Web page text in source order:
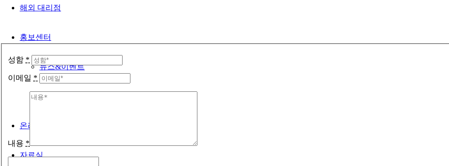
해외 대리점
홍보센터
뉴스&이벤트
전시회
온라인문의
자료실
성함 *
이메일 *
내용 *